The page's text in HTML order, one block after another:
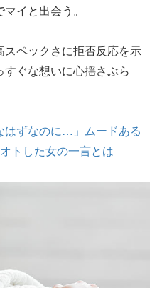
イと出会う。
ペックさに拒否反応を示
ぐな想いに心揺さぶら
はずなのに…」ムードある
トした女の一言とは